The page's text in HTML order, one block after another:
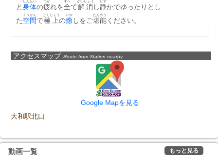
と身体
しんたい
の疲
つか
れを全
すべ
て解消
かいしょう
し静
しず
かでゆったりとし
た空間
くうかん
で極上
ごくじょう
の癒
いや
しをご堪能
たんのう
ください。
アクセスマップ Route from Station nearby
Google Mapを見る
大和駅北口
動画一覧 もっと見る